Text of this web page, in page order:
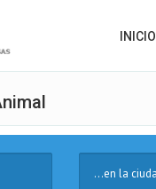
INICIO